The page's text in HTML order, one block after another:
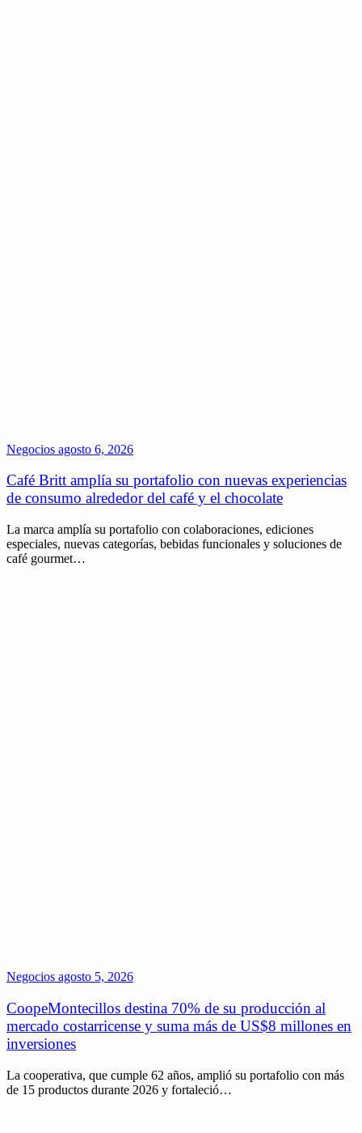
Negocios agosto 6, 2026
Café Britt amplía su portafolio con nuevas experiencias
de consumo alrededor del café y el chocolate
La marca amplía su portafolio con colaboraciones, ediciones
especiales, nuevas categorías, bebidas funcionales y soluciones de
café gourmet…
Negocios agosto 5, 2026
CoopeMontecillos destina 70% de su producción al
mercado costarricense y suma más de US$8 millones en
inversiones
La cooperativa, que cumple 62 años, amplió su portafolio con más
de 15 productos durante 2026 y fortaleció…